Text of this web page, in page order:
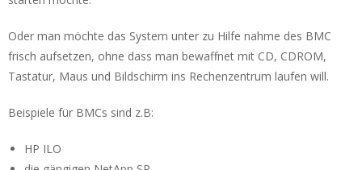
Oder man möchte das System unter zu Hilfe nahme des BMC
frisch aufsetzen, ohne dass man bewaffnet mit CD, CDROM,
Tastatur, Maus und Bildschirm ins Rechenzentrum laufen will.
Beispiele für BMCs sind z.B:
HP ILO